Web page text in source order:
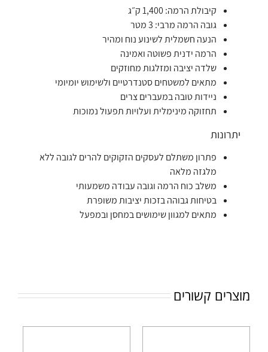
קיבולת הרמה: 1,400 ק״ג
גובה הרמה מרבי: 3 מטר
הנעה חשמלית לשינוע נוח ומהיר
הרמה ידנית פשוטה ואמינה
שלדה יציבה ומזלגות מחוזקים
מתאים למשטחים סטנדרטיים ולשימוש יומיומי
ניידות טובה במעברים צרים
תחזוקה מינימלית ועלויות תפעול נמוכות
יתרונות
פתרון משתלם לעסקים הזקוקים להרים לגובה ללא
מלגזה מלאה
משלב כוח הרמה וגובה עבודה משמעותי
בטיחות גבוהה בזכות יציבות משופרת
מתאים למגוון שימושים במחסן ובמפעל
מוצרים קשורים